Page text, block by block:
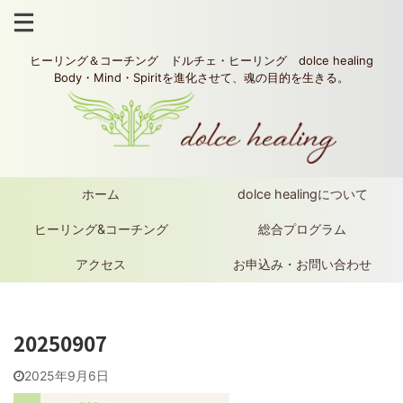
ヒーリング＆コーチング ドルチェ・ヒーリング dolce healing
Body・Mind・Spiritを進化させて、魂の目的を生きる。
ホーム dolce healingについて
ヒーリング&コーチング 総合プログラム
アクセス お申込み・お問い合わせ
20250907
2025年9月6日